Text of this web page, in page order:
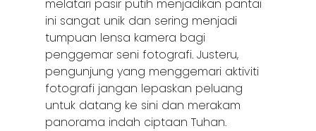
melatari pasir putih menjadikan pantai
ini sangat unik dan sering menjadi
tumpuan lensa kamera bagi
penggemar seni fotografi. Justeru,
pengunjung yang menggemari aktiviti
fotografi jangan lepaskan peluang
untuk datang ke sini dan merakam
panorama indah ciptaan Tuhan.